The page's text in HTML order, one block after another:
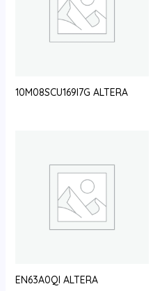
10M08SCU169I7G ALTERA
EN63A0QI ALTERA